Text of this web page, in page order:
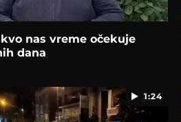
nas vreme očekuje
dana
1:24